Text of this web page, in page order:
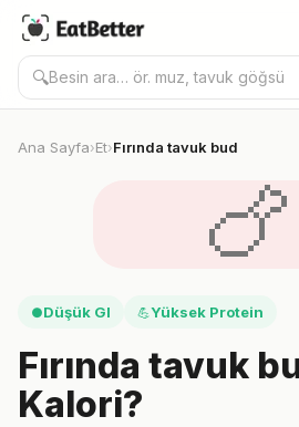
🔍
Ana Sayfa›Et›Fırında tavuk bud
🍗
●Düşük GI 💪Yüksek Protein
Fırında tavuk
Kalori?